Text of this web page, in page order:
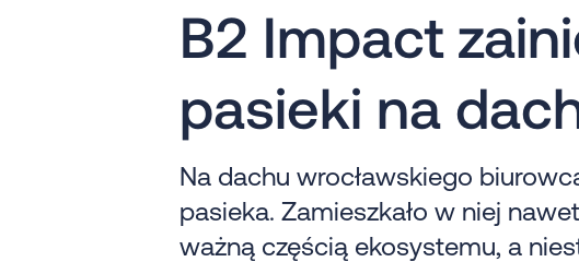
B2 Impact
pasieki na
Na dachu wrocławskiego
pasieka. Zamieszkało w niej
ważną częścią ekosystemu, a